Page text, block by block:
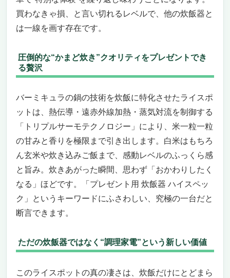
買わなきゃ損、と言い切れるレベルで、他の炊飯器と
は一線を画す存在です。
圧倒的な“かまど炊き”クオリティをプレゼントでき
る贅沢
バーミキュラの鍋の技術を炊飯に特化させたライスポ
ットは、熱伝導・遠赤外線加熱・蒸気対流を制御する
「トリプルサーモテクノロジー」により、米一粒一粒
の甘みと香りを極限まで引き出します。白米はもちろ
ん玄米や炊き込みご飯まで、感動レベルのふっくら感
と旨み。炊きあがった瞬間、思わず「おかわりしたく
なる」ほどです。「プレゼント用 炊飯器 ハイスペッ
ク」というキーワードにふさわしい、究極の一台だと
断言できます。
ただの炊飯器ではなく“調理家電”という新しい価値
このライスポットの真の凄さは、炊飯だけにとどまら